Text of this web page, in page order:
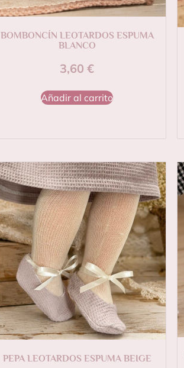
BOMBONCÍN LEOTARDOS ESPUMA
BLANCO
3,60 €
Añadir al carrito
PEPA LEOTARDOS ESPUMA BEIGE